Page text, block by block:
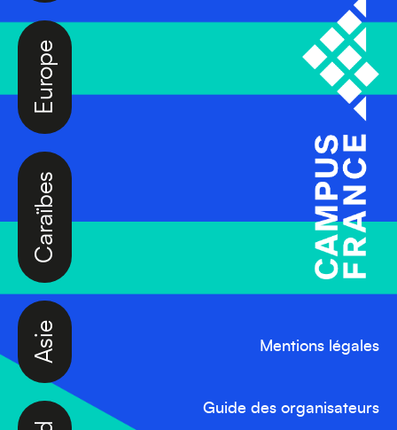
Asie
Caraïbes
Europe
Mentions légales
Guide des organisateurs